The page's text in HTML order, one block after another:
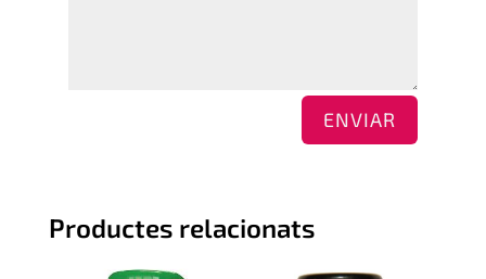
ENVIAR
Productes relacionats